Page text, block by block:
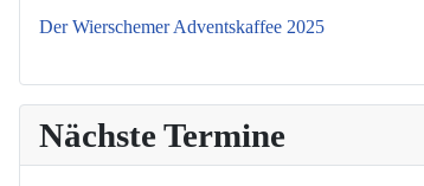
Der Wierschemer Adventskaffee 2025
Nächste Termine